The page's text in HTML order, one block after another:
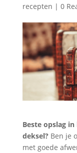
recepten | 0
Beste opslag
deksel?Ben je
met goede